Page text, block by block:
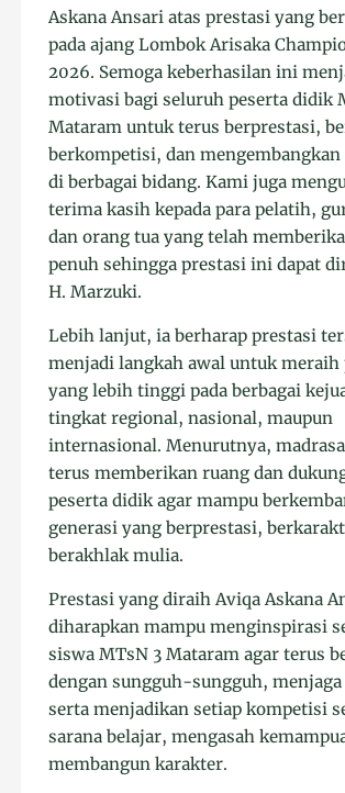
Askana Ansari atas prestasi yang
pada ajang Lombok Arisaka
2026. Semoga keberhasilan ini
motivasi bagi seluruh peserta didik
Mataram untuk terus berprestasi,
berkompetisi, dan
di berbagai bidang. Kami juga
terima kasih kepada para pelatih,
dan orang tua yang telah
penuh sehingga prestasi ini dapat
H. Marzuki.
Lebih lanjut, ia berharap prestasi
menjadi langkah awal untuk meraih
yang lebih tinggi pada berbagai
tingkat regional, nasional, maupun
internasional. Menurutnya,
terus memberikan ruang dan
peserta didik agar mampu
generasi yang berprestasi,
berakhlak mulia.
Prestasi yang diraih Aviqa Askana
diharapkan mampu menginspirasi
siswa MTsN 3 Mataram agar terus
dengan sungguh-sungguh,
serta menjadikan setiap kompetisi
sarana belajar, mengasah
membangun karakter.